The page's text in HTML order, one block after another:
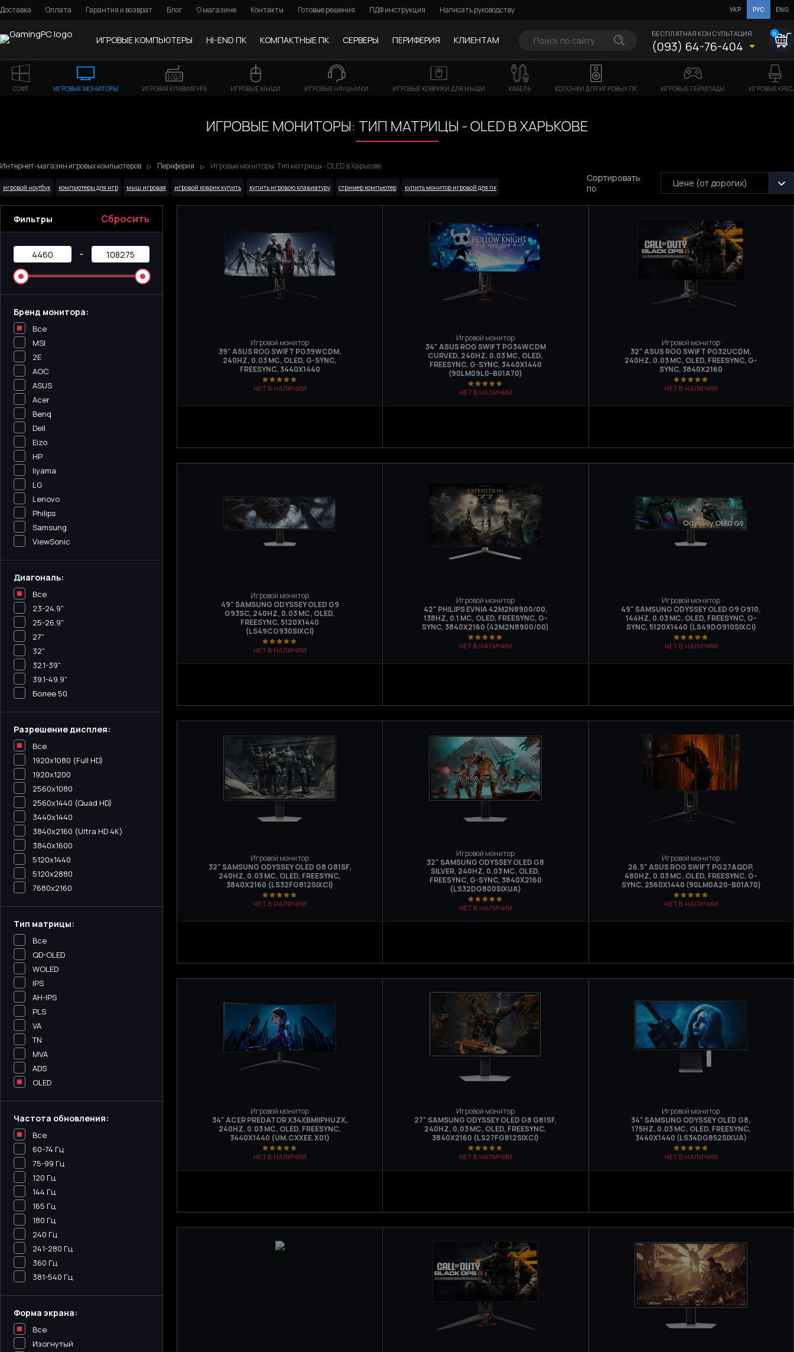
Доставка Оплата Гарантия и возврат Блог О магазине Контакты Готовые решения ПДФ инструкция Написать руководству УКР РУС ENG
ИГРОВЫЕ КОМПЬЮТЕРЫ HI-END ПК КОМПАКТНЫЕ ПК СЕРВЕРЫ ПЕРИФЕРИЯ КЛИЕНТАМ
БЕСПЛАТНАЯ КОНСУЛЬТАЦИЯ
(093) 64-76-404
0
СОФТ ИГРОВЫЕ МОНИТОРЫ ИГРОВАЯ КЛАВИАТУРА ИГРОВЫЕ МЫШИ ИГРОВЫЕ НАУШНИКИ ИГРОВЫЕ КОВРИКИ ДЛЯ МЫШИ КАБЕЛЬ КОЛОНКИ ДЛЯ ИГРОВЫХ ПК ИГРОВЫЕ ГЕЙМПАДЫ ИГРОВЫЕ
ИГРОВЫЕ МОНИТОРЫ: ТИП МАТРИЦЫ - OLED В ХАРЬКОВЕ
Интернет-магазин игровых компьютеров Периферия Игровые мониторы: Тип матрицы - OLED в Харькове
игровой ноутбук компьютеры для игр мыш игровая игровой коврик купить купить игровою клавиатуру стример компьютер купить монитор игровой для пк
Сортировать
по
Цене (от дорогих)
Фильтры Сбросить
-
Бренд монитора:
Все
MSI
2E
AOC
ASUS
Acer
Benq
Dell
Eizo
HP
Iiyama
LG
Lenovo
Philips
Samsung
ViewSonic
Диагональ:
Все
23-24.9"
25-26.9"
27"
32"
32.1-39"
39.1-49.9"
Более 50
Разрешение дисплея:
Все
1920x1080 (Full HD)
1920x1200
2560x1080
2560x1440 (Quad HD)
3440х1440
3840x2160 (Ultra HD 4K)
3840x1600
5120x1440
5120х2880
7680x2160
Тип матрицы:
Все
QD-OLED
WOLED
IPS
AH-IPS
PLS
VA
TN
MVA
ADS
OLED
Частота обновления:
Все
60-74 Гц
75-99 Гц
120 Гц
144 Гц
165 Гц
180 Гц
240 Гц
241-280 Гц
360 Гц
381-540 Гц
Форма экрана:
Все
Изогнутый
Игровой монитор
39" ASUS ROG SWIFT PG39WCDM,
240HZ, 0.03 МС, OLED, G-SYNC,
FREESYNC, 3440X1440
НЕТ В НАЛИЧИИ
Игровой монитор
34" ASUS ROG SWIFT PG34WCDM
CURVED, 240HZ, 0.03 МС, OLED,
FREESYNC, G-SYNC, 3440Х1440
(90LM09L0-B01A70)
НЕТ В НАЛИЧИИ
Игровой монитор
32" ASUS ROG SWIFT PG32UCDM,
240HZ, 0.03 МС, OLED, FREESYNC, G-
SYNC, 3840X2160
НЕТ В НАЛИЧИИ
Игровой монитор
49" SAMSUNG ODYSSEY OLED G9
G93SC, 240HZ, 0.03 МС, OLED,
FREESYNC, 5120Х1440
(LS49CG930SIXCI)
НЕТ В НАЛИЧИИ
Игровой монитор
42" PHILIPS EVNIA 42M2N8900/00,
138HZ, 0.1 МС, OLED, FREESYNC, G-
SYNC, 3840Х2160 (42M2N8900/00)
НЕТ В НАЛИЧИИ
Игровой монитор
49" SAMSUNG ODYSSEY OLED G9 G910,
144HZ, 0.03 МС, OLED, FREESYNC, G-
SYNC, 5120Х1440 (LS49DG910SIXCI)
НЕТ В НАЛИЧИИ
Игровой монитор
32" SAMSUNG ODYSSEY OLED G8 G81SF,
240HZ, 0.03 МС, OLED, FREESYNC,
3840Х2160 (LS32FG812SIXCI)
НЕТ В НАЛИЧИИ
Игровой монитор
32" SAMSUNG ODYSSEY OLED G8
SILVER, 240HZ, 0.03 МС, OLED,
FREESYNC, G-SYNC, 3840Х2160
(LS32DG800SIXUA)
НЕТ В НАЛИЧИИ
Игровой монитор
26.5" ASUS ROG SWIFT PG27AQDP,
480HZ, 0.03 МС, OLED, FREESYNC, G-
SYNC, 2560Х1440 (90LM0A20-B01A70)
НЕТ В НАЛИЧИИ
Игровой монитор
34" ACER PREDATOR X34XBMIIPHUZX,
240HZ, 0.03 МС, OLED, FREESYNC,
3440Х1440 (UM.CXXEE.X01)
НЕТ В НАЛИЧИИ
Игровой монитор
27" SAMSUNG ODYSSEY OLED G8 G81SF,
240HZ, 0.03 МС, OLED, FREESYNC,
3840Х2160 (LS27FG812SIXCI)
НЕТ В НАЛИЧИИ
Игровой монитор
34" SAMSUNG ODYSSEY OLED G8,
175HZ, 0.03 МС, OLED, FREESYNC,
3440X1440 (LS34DG852SIXUA)
НЕТ В НАЛИЧИИ